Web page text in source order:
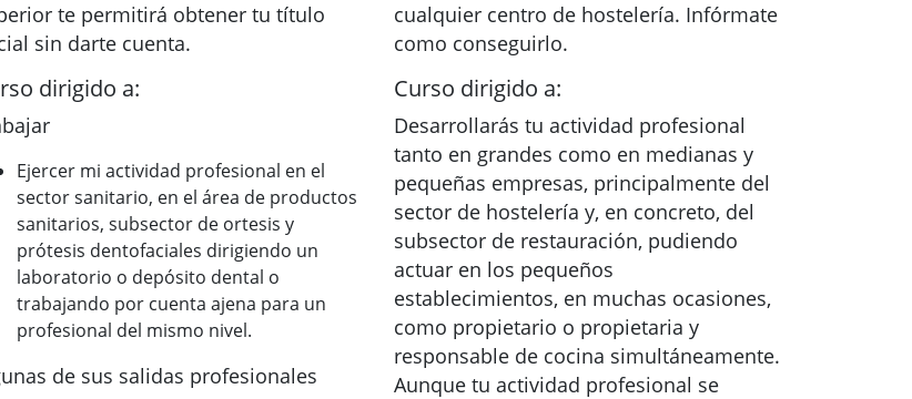
te permitirá obtener tu título
sin darte cuenta.
dirigido a:
Ejercer mi actividad profesional en el
sector sanitario, en el área de productos
sanitarios, subsector de ortesis y
prótesis dentofaciales dirigiendo un
laboratorio o depósito dental o
trabajando por cuenta ajena para un
profesional del mismo nivel.
de sus salidas profesionales
cualquier centro de hostelería. Infórmate
como conseguirlo.
Curso dirigido a:
Desarrollarás tu actividad profesional
tanto en grandes como en medianas y
pequeñas empresas, principalmente del
sector de hostelería y, en concreto, del
subsector de restauración, pudiendo
actuar en los pequeños
establecimientos, en muchas ocasiones,
como propietario o propietaria y
responsable de cocina simultáneamente.
Aunque tu actividad profesional se